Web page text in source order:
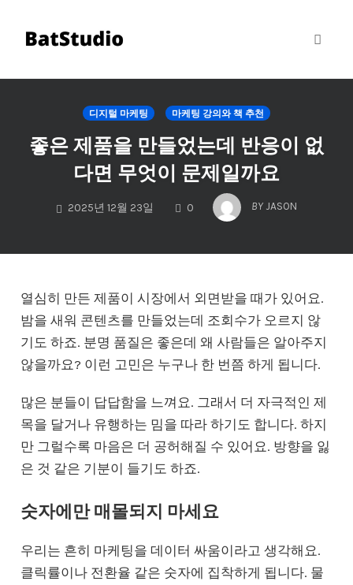
디지털 마케팅 마케팅 강의와 책 추천
좋은 제품을 만들었는데 반응이 없
다면 무엇이 문제일까요
2025년 12월 23일 0
COMMENTS
BY JASON
열심히 만든 제품이 시장에서 외면받을 때가 있어요.
밤을 새워 콘텐츠를 만들었는데 조회수가 오르지 않
기도 하죠. 분명 품질은 좋은데 왜 사람들은 알아주지
않을까요? 이런 고민은 누구나 한 번쯤 하게 됩니다.
많은 분들이 답답함을 느껴요. 그래서 더 자극적인 제
목을 달거나 유행하는 밈을 따라 하기도 합니다. 하지
만 그럴수록 마음은 더 공허해질 수 있어요. 방향을 잃
은 것 같은 기분이 들기도 하죠.
숫자에만 매몰되지 마세요
우리는 흔히 마케팅을 데이터 싸움이라고 생각해요.
클릭률이나 전환율 같은 숫자에 집착하게 됩니다. 물